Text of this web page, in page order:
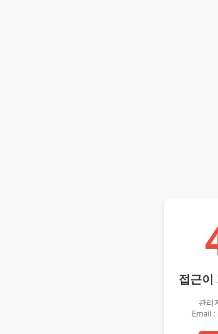
접근이
관리
Email